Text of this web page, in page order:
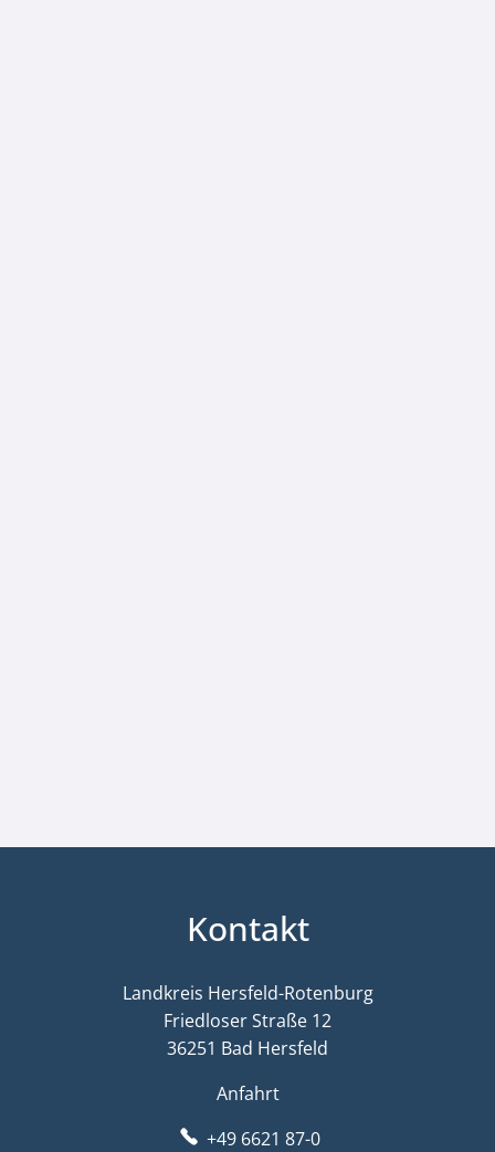
Kontakt
Landkreis Hersfeld-Rotenburg
Friedloser Straße 12
36251 Bad Hersfeld
Anfahrt
+49 6621 87-0